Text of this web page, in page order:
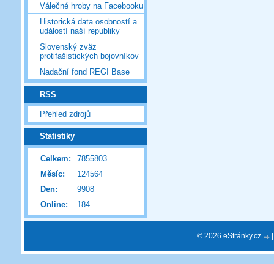
Válečné hroby na Facebooku
Historická data osobností a
událostí naší republiky
Slovenský zväz
protifašistických bojovníkov
Nadační fond REGI Base
RSS
Přehled zdrojů
Statistiky
Online: 184
Celkem:
7855803
Měsíc:
124564
Den:
9908
© 2026 eStránky.cz